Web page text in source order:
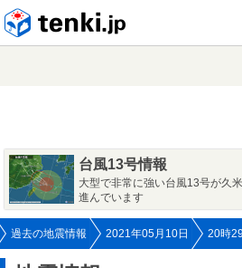
台風13号情報
大型で非常に強い台風13号が久
進んでいます
過去の地震情報 2021年05月10日 20時